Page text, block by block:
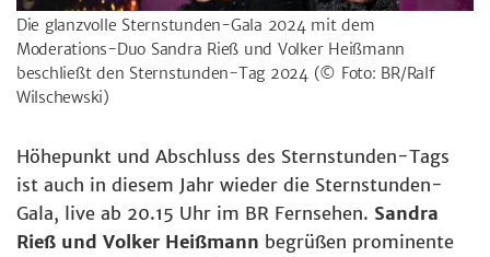
Die glanzvolle Sternstunden-Gala 2024 mit dem
Moderations-Duo Sandra Rieß und Volker Heißmann
beschließt den Sternstunden-Tag 2024 (© Foto: BR/Ralf
Wilschewski)
Höhepunkt und Abschluss des Sternstunden-Tags
ist auch in diesem Jahr wieder die Sternstunden-
Gala, live ab 20.15 Uhr im BR Fernsehen. Sandra
Rieß und Volker Heißmann begrüßen prominente